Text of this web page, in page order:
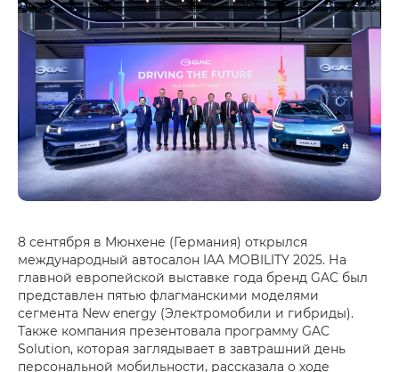
8 сентября в Мюнхене (Германия) открылся
международный автосалон IAA MOBILITY 2025. На
главной европейской выставке года бренд GAC был
представлен пятью флагманскими моделями
сегмента New energy (Электромобили и гибриды).
Также компания презентовала программу GAC
Solution, которая заглядывает в завтрашний день
персональной мобильности, рассказала о ходе